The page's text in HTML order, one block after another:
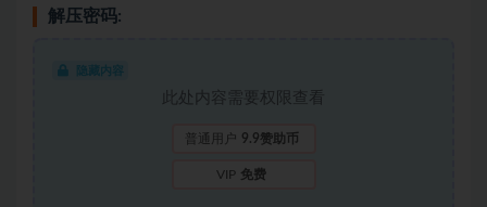
解压密码:
隐藏内容
此处内容需要权限查看
普通用户 9.9赞助币
VIP 免费